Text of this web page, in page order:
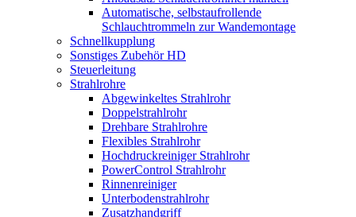
Automatische, selbstaufrollende
Schlauchtrommeln zur Wandemontage
Schnellkupplung
Sonstiges Zubehör HD
Steuerleitung
Strahlrohre
Abgewinkeltes Strahlrohr
Doppelstrahlrohr
Drehbare Strahlrohre
Flexibles Strahlrohr
Hochdruckreiniger Strahlrohr
PowerControl Strahlrohr
Rinnenreiniger
Unterbodenstrahlrohr
Zusatzhandgriff